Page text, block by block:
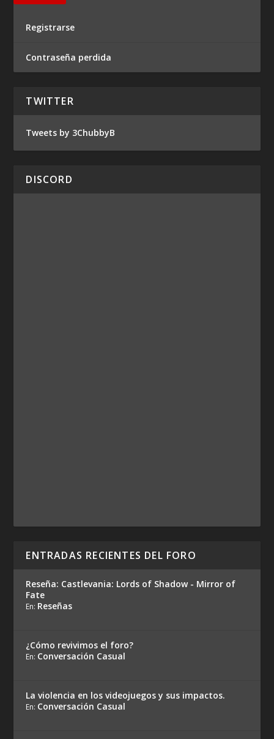
Registrarse
Contraseña perdida
TWITTER
Tweets by 3ChubbyB
DISCORD
ENTRADAS RECIENTES DEL FORO
Reseña: Castlevania: Lords of Shadow - Mirror of
Fate
En: Reseñas
¿Cómo revivimos el foro?
En: Conversación Casual
La violencia en los videojuegos y sus impactos.
En: Conversación Casual